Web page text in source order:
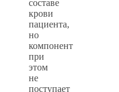
составе
крови
пациента,
но
компонент
при
этом
не
поступает